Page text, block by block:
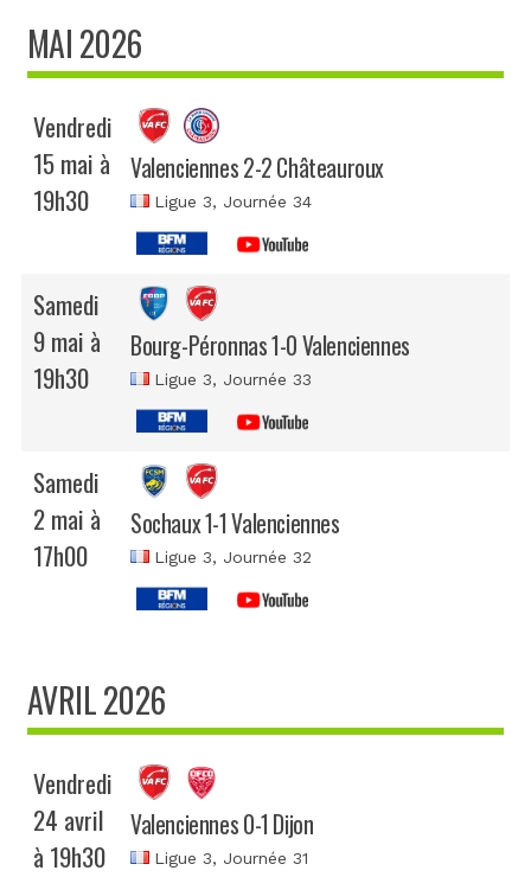
MAI 2026
Vendredi
15 mai à
19h30
Valenciennes 2-2 Châteauroux
Ligue 3, Journée 34
Samedi
9 mai à
19h30
Bourg-Péronnas 1-0 Valenciennes
Ligue 3, Journée 33
Samedi
2 mai à
17h00
Sochaux 1-1 Valenciennes
Ligue 3, Journée 32
AVRIL 2026
Vendredi
24 avril
à 19h30
Valenciennes 0-1 Dijon
Ligue 3, Journée 31